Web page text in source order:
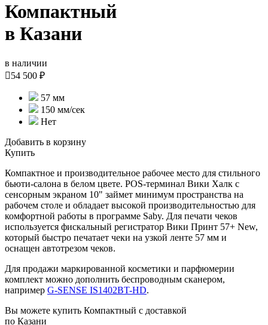
Компактный
в Казани
в наличии
54 500 ₽
57 мм
150 мм/сек
Нет
Добавить в корзину
Купить
Компактное и производительное рабочее место для стильного
бьюти-салона в белом цвете. POS-терминал Вики Халк с
сенсорным экраном 10" займет минимум пространства на
рабочем столе и обладает высокой производительностью для
комфортной работы в программе Saby. Для печати чеков
используется фискальный регистратор Вики Принт 57+ New,
который быстро печатает чеки на узкой ленте 57 мм и
оснащен автотрезом чеков.
Для продажи маркированной косметики и парфюмерии
комплект можно дополнить беспроводным сканером,
например G-SENSE IS1402BT-HD.
Вы можете купить Компактный с доставкой
по Казани